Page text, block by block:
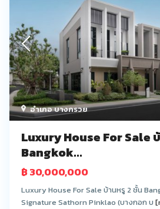
อำเภอ บางกรวย
Luxury House For Sale
Bangkok...
฿ 30,000,000
Luxury House For Sale บ้านหรู 2 ชั้น
Signature Sathorn Pinklao (บางกอก บ